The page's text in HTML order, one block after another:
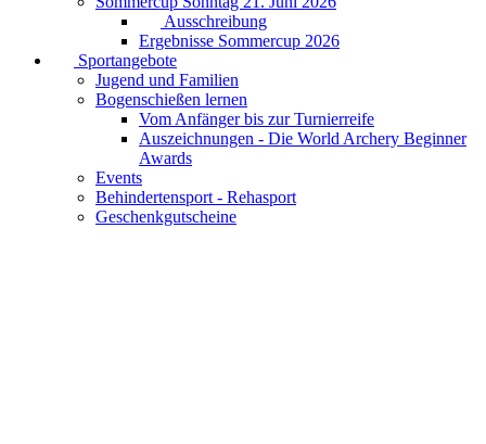
Ausschreibung
Ergebnisse Sommercup 2026
Sportangebote
Jugend und Familien
Bogenschießen lernen
Vom Anfänger bis zur Turnierreife
Auszeichnungen - Die World Archery Beginner
Awards
Events
Behindertensport - Rehasport
Geschenkgutscheine